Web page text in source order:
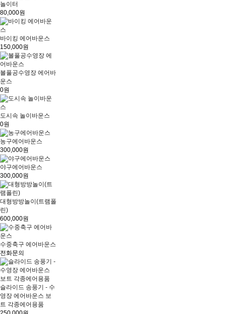
놀이터
80,000원
바이킹 에어바운스
150,000원
볼풀공수영장 에어바
운스
0원
도시속 놀이바운스
0원
농구에어바운스
300,000원
야구에어바운스
300,000원
대형방방놀이(트램폴
린)
600,000원
수중축구 에어바운스
전화문의
슬라이드 송풍기 - 수
영장 에어바운스 보
트 각종에어용품